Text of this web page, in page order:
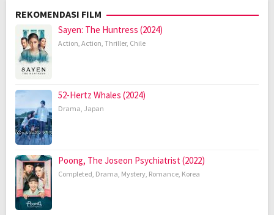
REKOMENDASI FILM
Sayen: The Huntress (2024)
Action, Action, Thriller, Chile
52-Hertz Whales (2024)
Drama, Japan
Poong, The Joseon Psychiatrist (2022)
Completed, Drama, Mystery, Romance, Korea